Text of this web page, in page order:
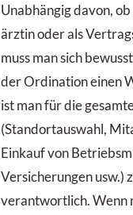
Unabhängig davon,
ärztin oder als
muss man sich
der Ordination einen
ist man für die
(Standortauswahl,
Einkauf von
Versicherungen usw.)
verantwortlich. Wenn